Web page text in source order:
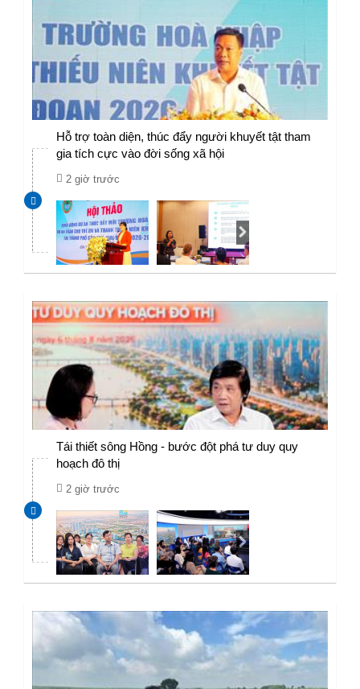
Hỗ trợ toàn diện, thúc đẩy người khuyết tật tham
gia tích cực vào đời sống xã hội
2 giờ trước
Tái thiết sông Hồng - bước đột phá tư duy quy
hoạch đô thị
2 giờ trước